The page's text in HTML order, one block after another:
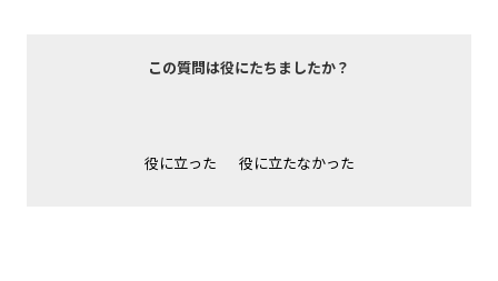
この質問は役にたちましたか？
役に立った 役に立たなかった